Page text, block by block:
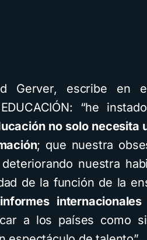
Gerver, escribe en
“he
no solo necesita
; que nuestra
nuestra
de la función de la
a los países como